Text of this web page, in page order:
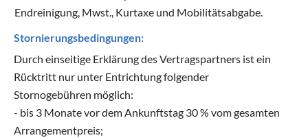
Endreinigung, Mwst., Kurtaxe und Mobilitätsabgabe.
Stornierungsbedingungen:
Durch einseitige Erklärung des Vertragspartners ist ein
Rücktritt nur unter Entrichtung folgender
Stornogebühren möglich:
- bis 3 Monate vor dem Ankunftstag 30 % vom gesamten
Arrangementpreis;